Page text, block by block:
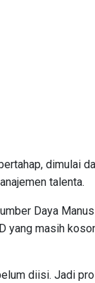
dimulai
talenta.
Daya
yang masih
diisi. Jadi